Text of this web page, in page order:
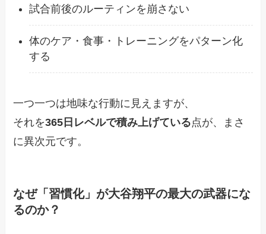
試合前後のルーティンを崩さない
体のケア・食事・トレーニングをパターン化
する
一つ一つは地味な行動に見えますが、
それを365日レベルで積み上げている点が、まさ
に異次元です。
なぜ「習慣化」が大谷翔平の最大の武器にな
るのか？